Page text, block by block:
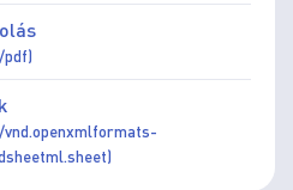
pdf)
vnd.openxmlformats-